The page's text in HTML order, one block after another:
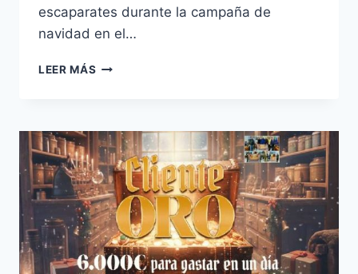
escaparates durante la campaña de
navidad en el…
LEER MÁS CONCURSO
DE
PREMIOS